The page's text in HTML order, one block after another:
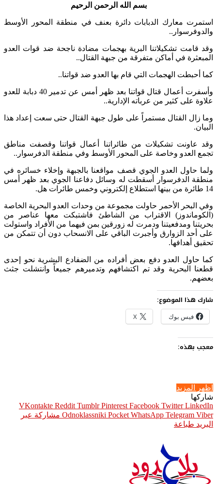
بسم الله الرحمن الرحيم
استمرت معارك الدبابات دائرة بعنف في منطقة المحور الأوسط
والدوفرسوار..
وقد قامت تشكيلاتنا البرية بهجمات مضادة ناجحة ضد قوات العدو
المبعثرة في أماكن متفرقة من جبهة القتال..
كما أحبطت الهجمات التي قام بها العدو ضد قواتنا..
وأسفرت أعمال قتال قواتنا بعد ظهر أمس عن تدمير 40 دبابة للعدو
علاوة على كثير من عرباته الإدارية..
وما زال القتال مستمراً على طول جبهة القتال حتى سعت إعداد هذا
البيان.
وقد عاونت تشكيلات من طائراتنا أعمال قواتنا وقصفت مناطق
تجمع العدو وخاصة على المحور الأوسط وفي منطقة الدفرسوار..
ولما حاول العدو الجوي قصف مواقعنا بالجبهة وإخلاء خسائره في
منطقة الدفرسوار أسقطت له وسائل دفاعنا الجوي بعد ظهر أمس
14 طائرة من بينها استطلاع إلكتروني وخمس طائرات هل.
وفي البحر الأحمر حاولت مجموعة من وحدات العدو البحرية الخاصة
(الكوماندوز) الاقتراب من الشاطئ فاشتبكت معها عناصر من
بحريتنا ومدفعيتنا ودمرت له زورقين بمن فيهما من الأفراد واستولت
على أحد الزوارق وأجبرت الباقي على الانسحاب دون أن تتمكن من
تحقيق أهدافها.
كما حاول العدو دفع بعض أفراده من الضفادع البشرية نحو إحدى
قطعنا البحرية وقد تم اكتشافهم وتدميرهم جميعاً وانتشلت جثث
بعضهم.
شارك هذا الموضوع:
فيس بوك X
معجب بهذه:
اظهر المزيد
شاركها
Facebook Twitter LinkedIn
Pinterest
Odnoklassniki Pocket WhatsApp Telegram Viber
مشاركة عبر
البريد طباعة